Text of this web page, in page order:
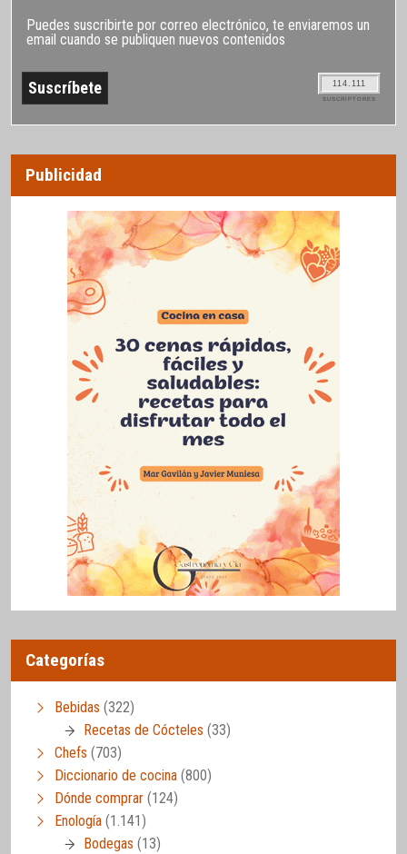
Puedes suscribirte por correo electrónico, te enviaremos un
email cuando se publiquen nuevos contenidos
114.111
SUSCRIPTORES
Publicidad
Categorías
Bebidas (322)
Recetas de Cócteles (33)
Chefs (703)
Diccionario de cocina (800)
Dónde comprar (124)
Enología (1.141)
Bodegas (13)